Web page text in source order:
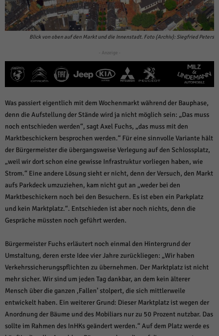
Blick von oben auf den Markt und die Innenstadt. Foto (Archiv): Siegfried Peters
- Anzeige -
Was passiert eigentlich mit dem Wochenmarkt während der Bauphase,
denn die Aufstellung der Stände wird ja nicht möglich sein: „Das muss
noch entschieden werden“, sagt Axel Fuchs, „das muss mit den
Marktbeschickern besprochen werden.“ Für eine sinnvolle Variante hält
der Bürgermeister die übergangsweise Verlegung auf den Schlossplatz,
„weil wir dort schon eine gewisse Infrastruktur vorliegen haben, wie
Strom.“ Eine andere Lösung sieht er nicht, denn der Versuch, den Markt
aufs Parkdeck umzuziehen, kam nicht gut an „weder bei den
Marktbeschickern noch bei den Besuchern. Es ist eben ein Parkplatz
und kein Marktplatz.“. Entschieden ist aber noch nichts, denn die
Gespräche müssten noch geführt werden.
Bürgermeister Fuchs erläutert noch einmal den Hintergrund der
Umstaltung, deren erste Idee vier Jahre zurückliegen: „Wir haben
Verkehrssicherungspflichten zu übernehmen. Der Marktplatz ist nicht
mehr sicher. Wir sind um jeden Tag dankbar, an dem kein älterer
Mensch über die ganzen ,Fallen’ stolpert, die sich mittlerweile
entwickelt haben. Ein weiterer Grund: Dieser Marktplatz ist wegen der
Anordnung der Bäume und des Mobiliars nur zu 50 Prozent nutzbar. Das
sollte im Rahmen des InHKs geändert werden.“ Auf dem Platz werde es